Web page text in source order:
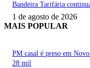
Bandeira Tarifária
1 de agosto de 2026
MAIS POPULAR
PM casal é preso em
28 mil